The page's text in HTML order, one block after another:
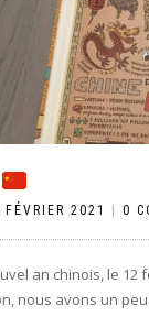
FÉVRIER 2021 0
an chinois, le 12
nous avons un